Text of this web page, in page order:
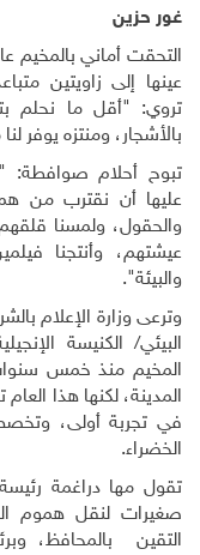
غور حزين
عينها إلى زاويتين
تروي: "أقل ما نحلم
بالأشجار، ومنتزه يوفر
تبوح أحلام صوافطة:
عليها أن نقترب من
والحقول، ولمسنا
عيشتهم، وأنتجنا
والبيئة".
وترعى وزارة الإعلام
البيئي/ الكنيسة
المدينة، لكنها هذا
في تجربة أولى،
الخضراء.
تقول مها دراغمة
صغيرات لنقل هموم
التقين بالمحافظ،